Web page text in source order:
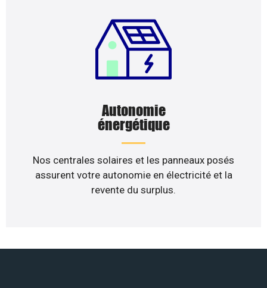
Autonomie
énergétique
Nos centrales solaires et les panneaux posés
assurent votre autonomie en électricité et la
revente du surplus.